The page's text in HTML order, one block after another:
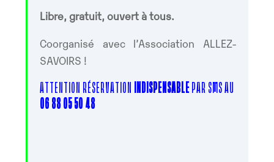
Libre, gratuit, ouvert à tous.
Coorganisé avec l’Association ALLEZ-
SAVOIRS !
ATTENTION RÉSERVATIONINDISPENSABLEPAR SMS AU
06 88 05 50 48